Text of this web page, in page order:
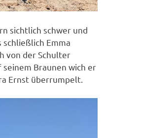
sichtlich schwer und
Emma
von der Schulter
Braunen wich er
Ernst überrumpelt.